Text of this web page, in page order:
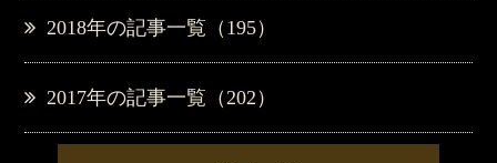
2018年の記事一覧（195）
2017年の記事一覧（202）